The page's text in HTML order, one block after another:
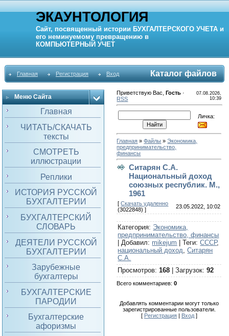
ЭКАУНТОЛОГИЯ
Сайт, посвященный истории БУХГАЛТЕРСКОГО УЧЕТА и
его неминуемому превращению в
КОМПЬЮТЕРНЫЙ УЧЕТ
Главная Регистрация Вход Каталог файлов
Меню Сайта
Главная
ЧИТАТЬ/СКАЧАТЬ
тексты
СМОТРЕТЬ
иллюстрации
Реплики
ИСТОРИЯ РУССКОЙ
БУХГАЛТЕРИИ
БУХГАЛТЕРСКИЙ
СЛОВАРЬ
ДЕЯТЕЛИ РУССКОЙ
БУХГАЛТЕРИИ
Зарубежные
бухгалтеры
БУХГАЛТЕРСКИЕ
ПАРОДИИ
Бухгалтерские
афоризмы
Приветствую Вас ,Гость ·
RSS
07.08.2026,
10:39
Личка:
Главная »Файлы »Экономика,
предпринимательство,
финансы
Ситарян С.А.
Национальный доход
союзных республик. М.,
1961
[Скачать удаленно
(3022848) ]
23.05.2022, 10:02
Категория: Экономика,
предпринимательство, финансы
|Добавил: mikejum |Теги:СССР,
национальный доход,Ситарян
С.А.
Просмотров:168 |Загрузок:92
Всего комментариев:0
Добавлять комментарии могут только
зарегистрированные пользователи.
[ Регистрация| Вход]